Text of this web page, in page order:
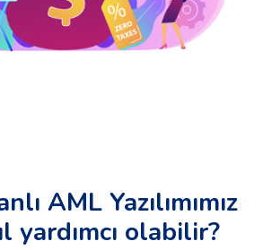
AML Yazılımımız
yardımcı olabilir?